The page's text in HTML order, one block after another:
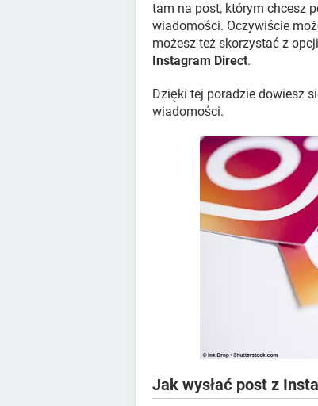
tam na post, którym chcesz
wiadomości. Oczywiście
możesz też skorzystać z
Instagram Direct.
Dzięki tej poradzie dowiesz
wiadomości.
Jak wysłać post z